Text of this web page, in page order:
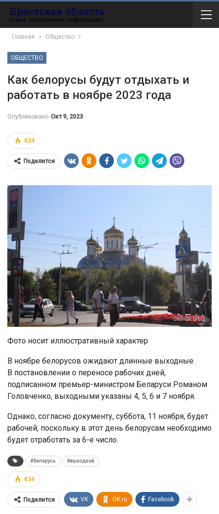
Главная Общество
ОБЩЕСТВО
Как белорусы будут отдыхать и
работать в ноябре 2023 года
Опубликовано Окт 9, 2023
634
Поделится
Фото носит иллюстративный характер
В ноябре белорусов ожидают длинные выходные.
В постановлении о переносе рабочих дней,
подписанном премьер-министром Беларуси Романом
Головченко, выходными указаны 4, 5, 6 и 7 ноября.
Однако, согласно документу, суббота, 11 ноября, будет
рабочей, поскольку в этот день белорусам необходимо
будет отработать за 6-е число.
#беларусь #выходной
634
Поделится VK OK.ru Facebook